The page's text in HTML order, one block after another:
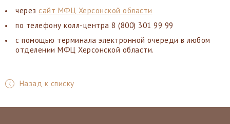
через сайт МФЦ Херсонской области
по телефону колл-центра 8 (800) 301 99 99
с помощью терминала электронной очереди в любом
отделении МФЦ Херсонской области.
Назад к списку